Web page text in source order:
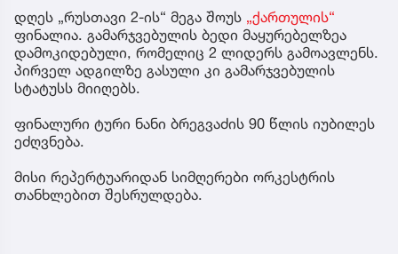
ჩაიდინა გაბაშვილმა
დანაშაული - ნიას მამა
ამბობს, რომ არასწორად
მოიქცა, თუმცა მამას
ეუბნება, რომ
სხვანაირად ვერ
თანამედროვე ეპოქაში
დღეს „რუსთავი 2-ის“ მეგა შოუს „ქართულის“
ფინალია. გამარჯვებულის ბედი მაყურებელზეა
დამოკიდებული, რომელიც 2 ლიდერს გამოავლენს.
პირველ ადგილზე გასული კი გამარჯვებულის
სტატუსს მიიღებს.
ფინალური ტური ნანი ბრეგვაძის 90 წლის იუბილეს
ეძღვნება.
მისი რეპერტუარიდან სიმღერები ორკესტრის
თანხლებით შესრულდება.